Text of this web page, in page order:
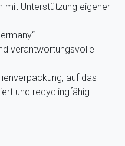
mit Unterstützung eigener
verantwortungsvolle
auf das
und recyclingfähig